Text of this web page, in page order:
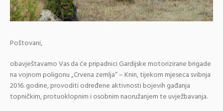
Poštovani,
obavještavamo Vas da će pripadnici Gardijske motorizirane brigade
na vojnom poligonu „Crvena zemlja“ – Knin, tijekom mjeseca svibnja
2016. godine, provoditi određene aktivnosti bojevih gađanja
topničkim, protuoklopnim i osobnim naoružanjem te uvježbavanja.